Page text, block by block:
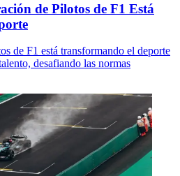
de Pilotos de F1 Está
de F1 está transformando el deporte
desafiando las normas